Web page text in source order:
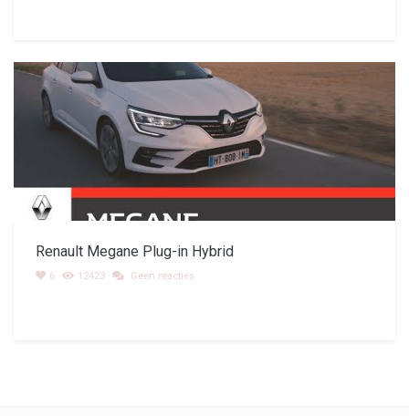
Renault Megane Plug-in Hybrid
6 12423 Geen reacties